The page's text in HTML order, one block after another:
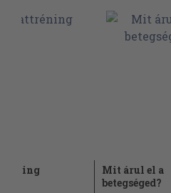
Mit árul el a
betegséged?